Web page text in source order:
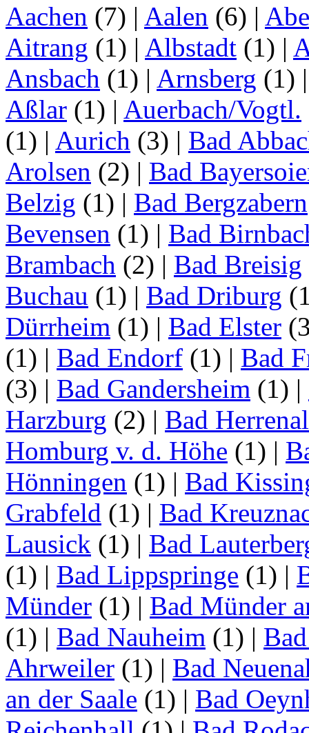
Aachen (7) | Aalen (6) |
Aitrang (1) | Albstadt (1) |
Ansbach (1) | Arnsberg (1)
Aßlar (1) | Auerbach/Vogtl.
(1) | Aurich (3) | Bad
Arolsen (2) | Bad
Belzig (1) | Bad Bergzabern
Bevensen (1) | Bad
Brambach (2) | Bad Breisig
Buchau (1) | Bad Driburg
Dürrheim (1) | Bad Elster
(1) | Bad Endorf (1) | Bad
(3) | Bad Gandersheim (1) |
Harzburg (2) | Bad
Homburg v. d. Höhe (1) |
Hönningen (1) | Bad
Grabfeld (1) | Bad
Lausick (1) | Bad
(1) | Bad Lippspringe (1) |
Münder (1) | Bad Münder
(1) | Bad Nauheim (1) |
Ahrweiler (1) | Bad
an der Saale (1) | Bad